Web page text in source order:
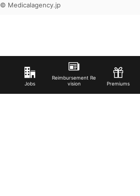
Jobs
Reimbursement Re
vision
Premiums
© Medicalagency.jp